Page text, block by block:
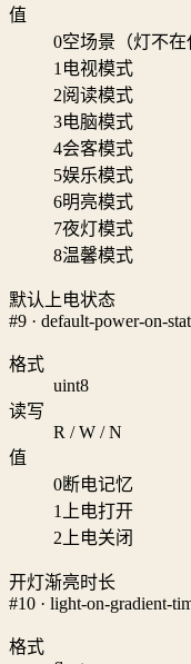
值
0空场景（灯不在
1 电视模式
2阅读模式
3电脑模式
4会客模式
5娱乐模式
6明亮模式
7夜灯模式
8温馨模式
默认上电状态
#9 · default-power-on-
格式
uint8
读写
R / W / N
值
0断电记忆
1
上电打开
2 上电关闭
开灯渐亮时长
#10 · light-on-gradient-
格式